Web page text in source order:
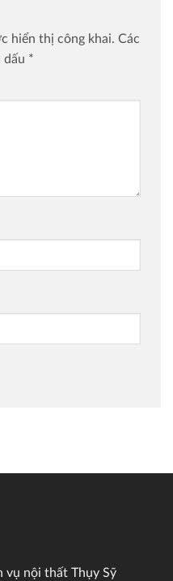
hiển thị công khai. Các
dấu *
vụ nội thất Thụy Sỹ